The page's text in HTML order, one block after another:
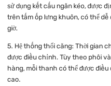
sử dụng kết cấu ngăn kéo, được
trên tấm ốp lưng khuôn, có thể
giờ.
5. Hệ thống thổi căng: Thời gian
được điều chỉnh. Tùy theo phôi
hàng, mỗi thanh có thể được
cao.